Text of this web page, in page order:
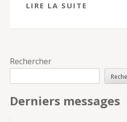
LIRE LA SUITE
Rechercher
Derniers messages